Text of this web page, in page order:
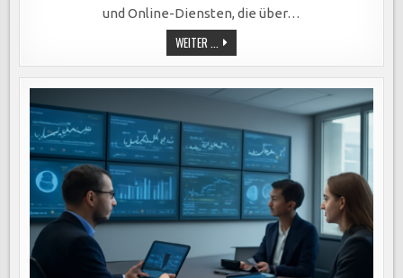
und Online-Diensten, die über…
WEITER ... DIGITALE
SERVICES:
SCHLÜSSEL
ZUM
UNTERNEHMENSERFOLG
KUNDENERFAHRUNG
UND
KOSTENSENKUNGEN
IN
DER
DIGITALEN
ÄRA.